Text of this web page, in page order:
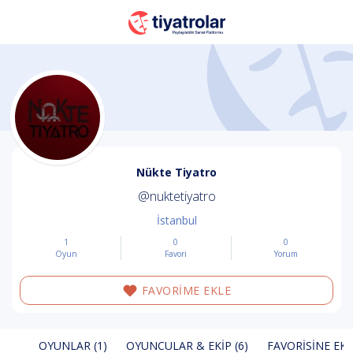
Nükte Tiyatro
@nuktetiyatro
İstanbul
1
Oyun
0
Favori
0
Yorum
FAVORİME EKLE
OYUNLAR (1) OYUNCULAR & EKIP (6) FAVORISINE